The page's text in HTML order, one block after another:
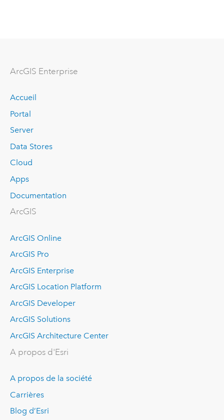
ArcGIS Enterprise
Accueil
Portal
Server
Data Stores
Cloud
Apps
Documentation
ArcGIS
ArcGIS Online
ArcGIS Pro
ArcGIS Enterprise
ArcGIS Location Platform
ArcGIS Developer
ArcGIS Solutions
ArcGIS Architecture Center
A propos d'Esri
A propos de la société
Carrières
Blog d’Esri